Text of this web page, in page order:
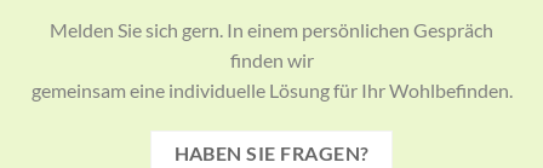
Melden Sie sich gern. In einem persönlichen Gespräch
finden wir
gemeinsam eine individuelle Lösung für Ihr Wohlbefinden.
HABEN SIE FRAGEN?